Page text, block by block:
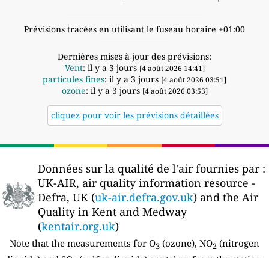
Prévisions tracées en utilisant le fuseau horaire +01:00
Dernières mises à jour des prévisions:
Vent: il y a 3 jours [4 août 2026 14:41]
particules fines: il y a 3 jours [4 août 2026 03:51]
ozone: il y a 3 jours [4 août 2026 03:53]
cliquez pour voir les prévisions détaillées
Données sur la qualité de l'air fournies par :
UK-AIR, air quality information resource -
Defra, UK (uk-air.defra.gov.uk) and the Air
Quality in Kent and Medway
(kentair.org.uk)
Note that the measurements for O3 (ozone), NO2 (nitrogen